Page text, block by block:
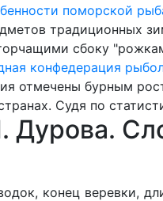
поморской
традиционных
сбоку
конфедерация
отмечены бурным
Судя по
конец веревки,